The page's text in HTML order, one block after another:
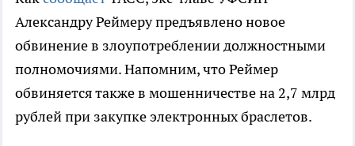
Александру Реймеру предъявлено новое
обвинение в злоупотреблении должностными
полномочиями. Напомним, что Реймер
обвиняется также в мошенничестве на 2,7 млрд
рублей при закупке электронных браслетов.